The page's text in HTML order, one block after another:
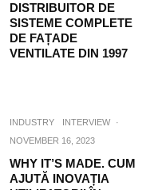
DISTRIBUITOR DE
SISTEME COMPLETE
DE FAȚADE
VENTILATE DIN 1997
INDUSTRY INTERVIEW
·
NOVEMBER 16, 2023
WHY IT’S MADE. CUM
AJUTĂ INOVAȚIA